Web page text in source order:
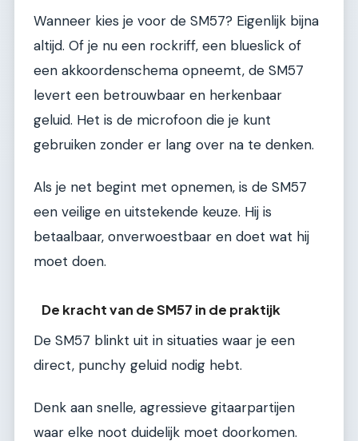
Wanneer kies je voor de SM57? Eigenlijk bijna
altijd. Of je nu een rockriff, een blueslick of
een akkoordenschema opneemt, de SM57
levert een betrouwbaar en herkenbaar
geluid. Het is de microfoon die je kunt
gebruiken zonder er lang over na te denken.
Als je net begint met opnemen, is de SM57
een veilige en uitstekende keuze. Hij is
betaalbaar, onverwoestbaar en doet wat hij
moet doen.
De kracht van de SM57 in de praktijk
De SM57 blinkt uit in situaties waar je een
direct, punchy geluid nodig hebt.
Denk aan snelle, agressieve gitaarpartijen
waar elke noot duidelijk moet doorkomen.